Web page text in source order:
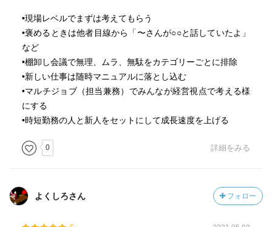
•現場レベルでまずは考えてもらう
•褒めるときは他者目線から「〜さんが○○と話していたよ」
など
•棚卸し会議で無理、ムラ、無駄をカテゴリーごとに排除
•新しい仕事は随時マニュアルに落とし込む
•マルチジョブ（担当兼務）でみんなが経営視点で考える様
にする
•時短勤務の人と新人をセットにして成長速度を上げる
0 詳細をみる
よくしろさん フォロー